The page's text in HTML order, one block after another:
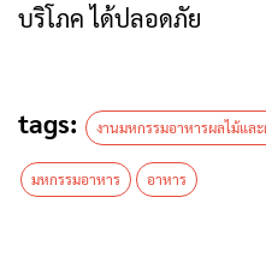
บริโภค ได้ปลอดภัย
tags: งานมหกรรมอาหารผลไม้แล
มหกรรมอาหาร อาหาร